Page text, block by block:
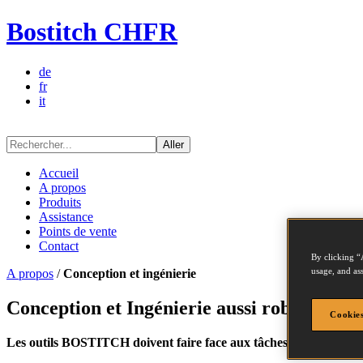
Bostitch CHFR
de
fr
it
Aller
Accueil
A propos
Produits
Assistance
Points de vente
Contact
A propos /Conception et ingénierie
Conception et Ingénierie aussi robustes que
Les outils BOSTITCHdoivent faire face aux tâches les plus
By clicking
usage, and